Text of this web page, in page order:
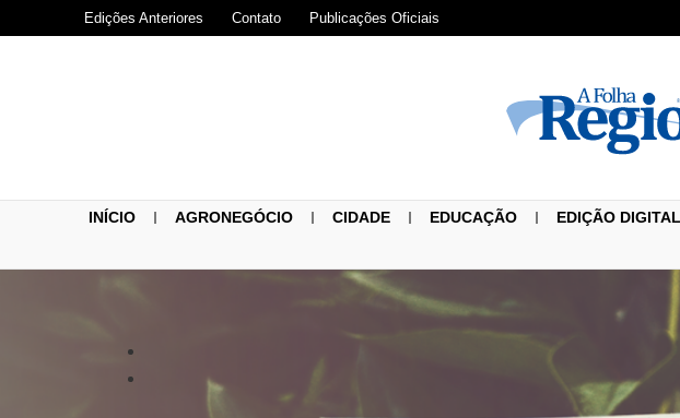
Edições Anteriores Contato Publicações Oficiais
INÍCIO AGRONEGÓCIO CIDADE EDUCAÇÃO EDIÇÃO DIGITAL